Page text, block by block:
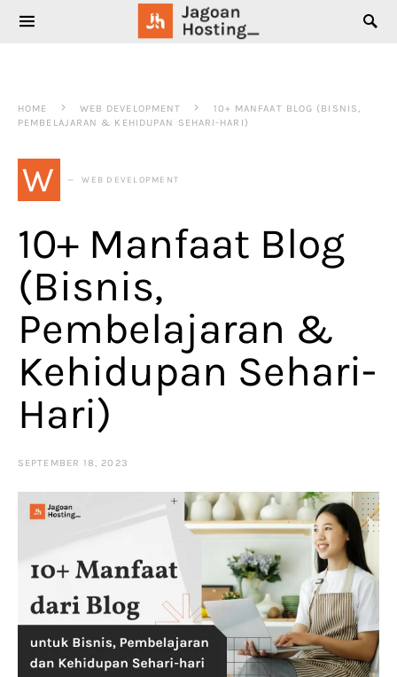
SEARCH FOR:
HOME WEB DEVELOPMENT
10+ MANFAAT BLOG (BISNIS,
PEMBELAJARAN & KEHIDUPAN SEHARI-HARI)
W WEB DEVELOPMENT
10+ Manfaat Blog
(Bisnis,
Pembelajaran &
Kehidupan Sehari-
Hari)
SEPTEMBER 18, 2023